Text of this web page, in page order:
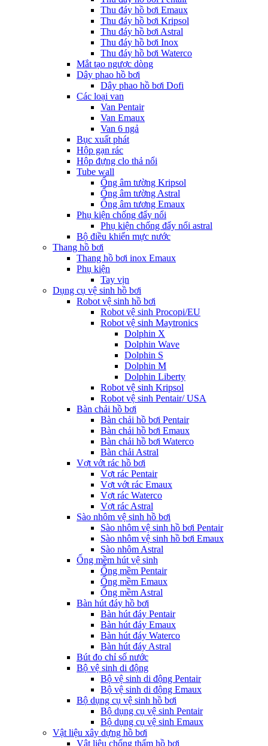
Thu đáy hồ bơi Emaux
Thu đáy hồ bơi Kripsol
Thu đáy hồ bơi Astral
Thu đáy hồ bơi Inox
Thu đáy hồ bơi Waterco
Mắt tạo ngược dòng
Dây phao hồ bơi
Dây phao hồ bơi Dofi
Các loại van
Van Pentair
Van Emaux
Van 6 ngả
Bục xuất phát
Hộp gạn rác
Hộp đựng clo thả nổi
Tube wall
Ống âm tường Kripsol
Ống âm tường Astral
Ống âm tương Emaux
Phụ kiện chống đẩy nổi
Phụ kiện chống đẩy nổi astral
Bộ điều khiển mực nước
Thang hồ bơi
Thang hồ bơi inox Emaux
Phụ kiện
Tay vịn
Dụng cụ vệ sinh hồ bơi
Robot vệ sinh hồ bơi
Robot vệ sinh Procopi/EU
Robot vệ sinh Maytronics
Dolphin X
Dolphin Wave
Dolphin S
Dolphin M
Dolphin Liberty
Robot vệ sinh Kripsol
Robot vệ sinh Pentair/ USA
Bàn chải hồ bơi
Bàn chải hồ bơi Pentair
Bàn chải hồ bơi Emaux
Bàn chải hồ bơi Waterco
Bàn chải Astral
Vợt vớt rác hồ bơi
Vợt rác Pentair
Vợt vớt rác Emaux
Vợt rác Waterco
Vợt rác Astral
Sào nhôm vệ sinh hồ bơi
Sào nhôm vệ sinh hồ bơi Pentair
Sào nhôm vệ sinh hồ bơi Emaux
Sào nhôm Astral
Ống mềm hút vệ sinh
Ống mềm Pentair
Ống mềm Emaux
Ống mềm Astral
Bàn hút đáy hồ bơi
Bàn hút đáy Pentair
Bàn hút đáy Emaux
Bàn hút đáy Waterco
Bàn hút đáy Astral
Bút đo chỉ số nước
Bộ vệ sinh di động
Bộ vệ sinh di động Pentair
Bộ vệ sinh di động Emaux
Bộ dụng cụ vệ sinh hồ bơi
Bộ dụng cụ vệ sinh Pentair
Bộ dụng cụ vệ sinh Emaux
Vật liệu xây dựng hồ bơi
Vật liệu chống thấm hồ bơi